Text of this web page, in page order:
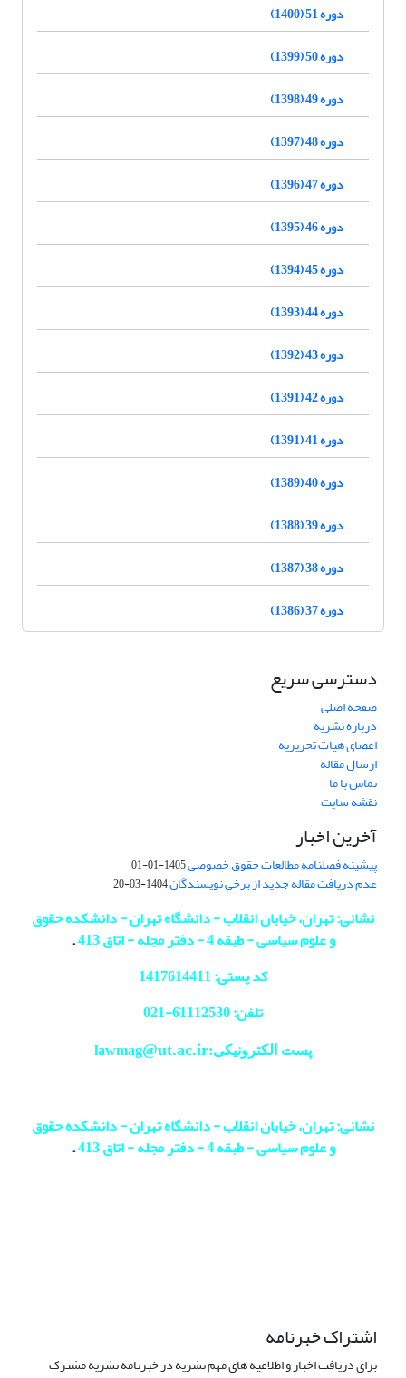
دوره 51 (1400)
دوره 50 (1399)
دوره 49 (1398)
دوره 48 (1397)
دوره 47 (1396)
دوره 46 (1395)
دوره 45 (1394)
دوره 44 (1393)
دوره 43 (1392)
دوره 42 (1391)
دوره 41 (1391)
دوره 40 (1389)
دوره 39 (1388)
دوره 38 (1387)
دوره 37 (1386)
دسترسی سریع
صفحه اصلی
درباره نشریه
اعضای هیات تحریریه
ارسال مقاله
تماس با ما
نقشه سایت
آخرین اخبار
پیشینه فصلنامه مطالعات حقوق خصوصی1405-01-01
عدم دریافت مقاله جدید از برخی نویسندگان1404-03-20
نشانی: تهران، خیابان انقلاب - دانشگاه تهران - دانشکده حقوق
و علوم سیاسی - طبقه 4 - دفتر مجله - اتاق 413
.
کد پستی: 1417614411
تلفن: 61112530-
021
پست الکترونیکی:lawmag@ut.ac.ir
نشانی: تهران، خیابان انقلاب - دانشگاه تهران - دانشکده حقوق
و علوم سیاسی - طبقه 4 - دفتر مجله - اتاق 413
.
اشتراک خبرنامه
برای دریافت اخبار و اطلاعیه های مهم نشریه در خبرنامه نشریه مشترک